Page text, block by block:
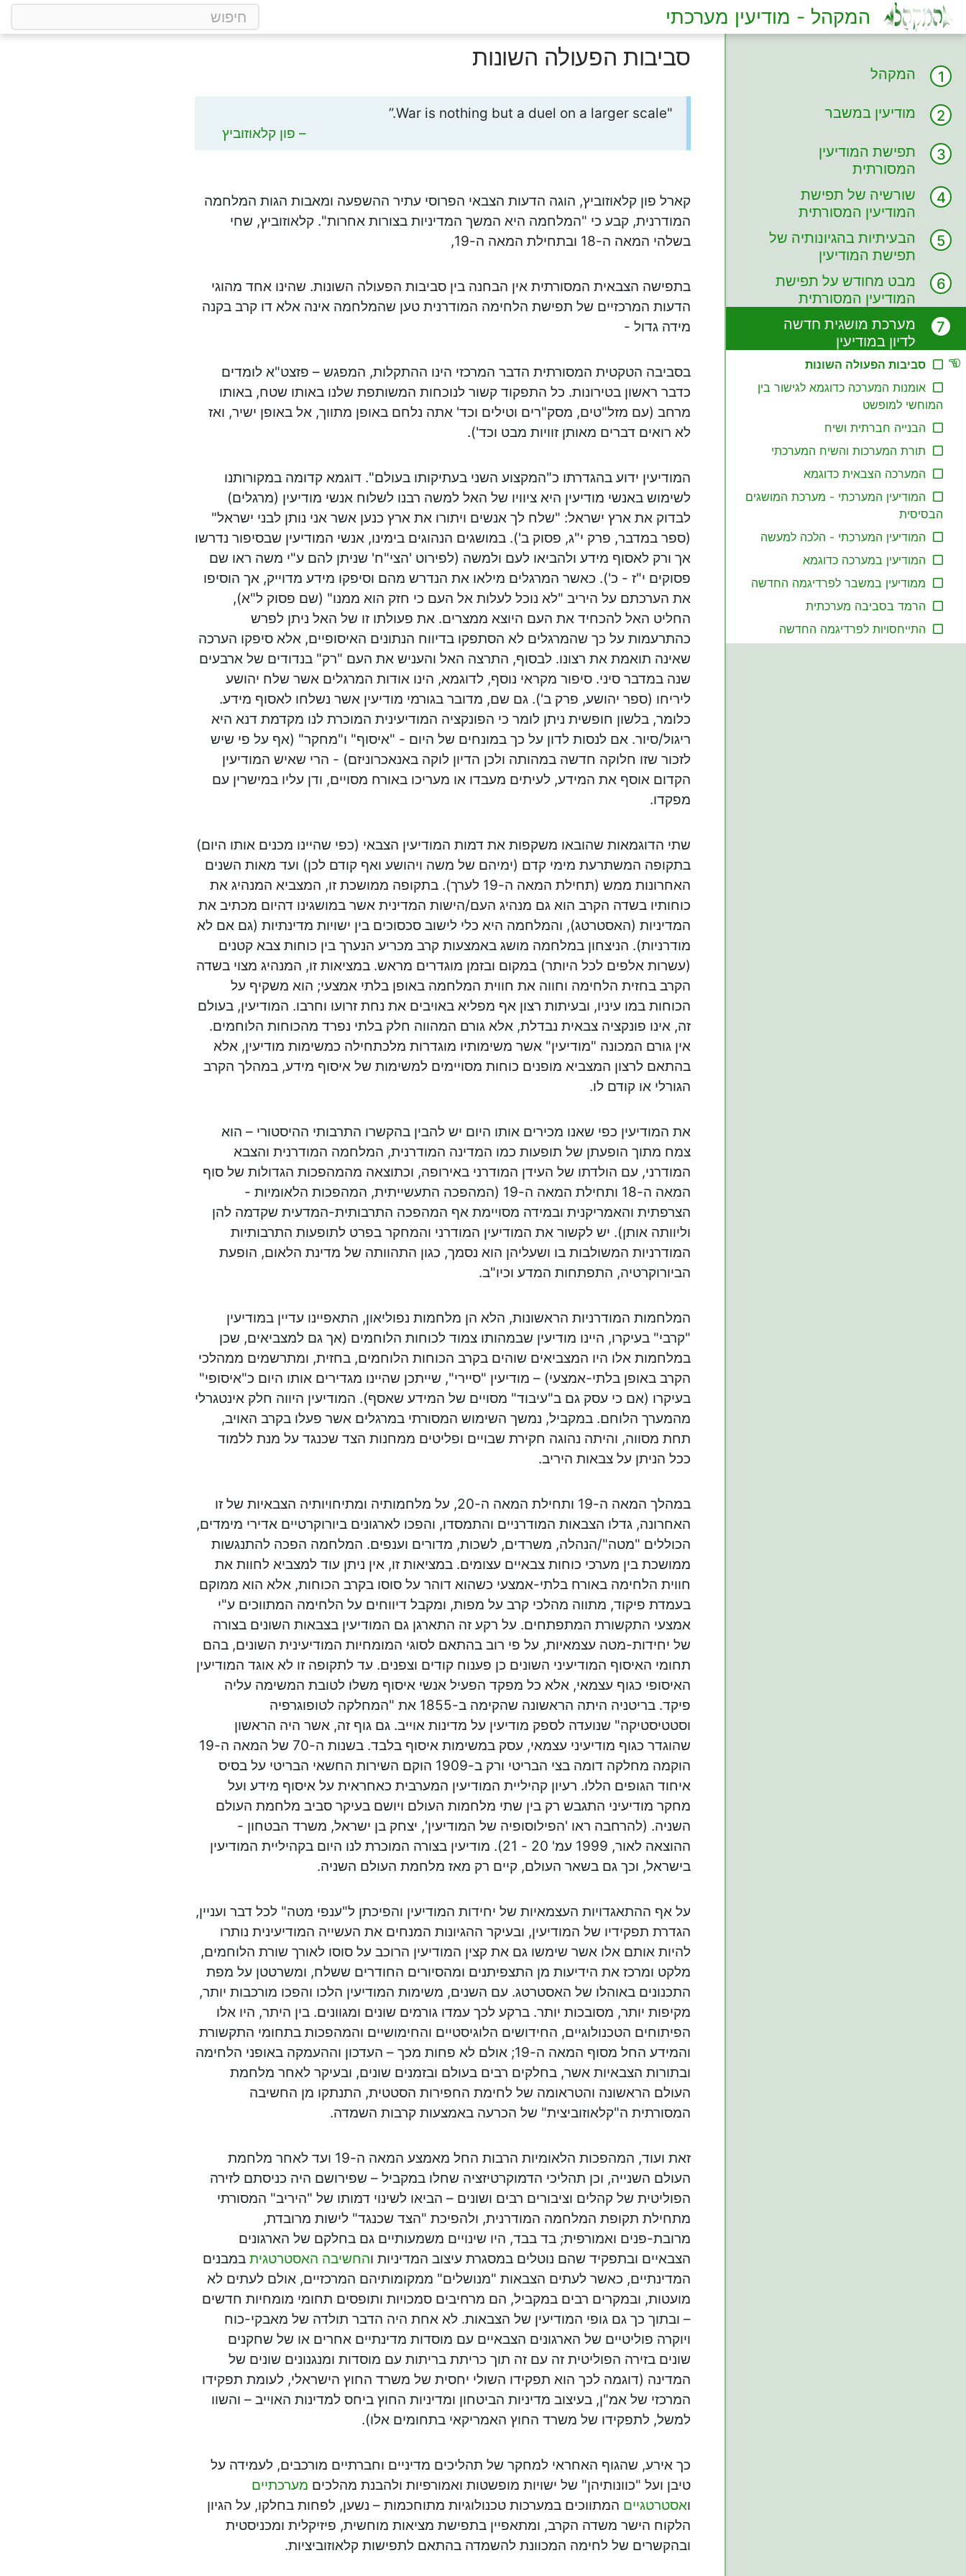
המקהל - מודיעין מערכתי
המקהל
מודיעין במשבר
תפישת המודיעין
המסורתית
שורשיה של תפישת
המודיעין המסורתית
הבעיתיות בהגיונותיה של
תפישת המודיעין
המסורתיתמבט מחודש על תפישת
המודיעין המסורתית
מערכת מושגית חדשה
לדיון במודיעין
סביבות הפעולה השונות
אומנות המערכה כדוגמא לגישור בין
המוחשי למופשט
הבנייה חברתית ושיח
תורת המערכות והשיח המערכתי
המערכה הצבאית כדוגמא
המודיעין המערכתי - מערכת המושגים
הבסיסית
המודיעין המערכתי - הלכה למעשה
המודיעין במערכה כדוגמא
ממודיעין במשבר לפרדיגמה החדשה
הרמד בסביבה מערכתית
התייחסויות לפרדיגמה החדשה
סביבות הפעולה השונות
"War is nothing but a duel on a larger scale.”
פון קלאוזוביץ
קארל פון קלאוזוביץ, הוגה הדעות הצבאי הפרוסי עתיר ההשפעה ומאבות הגות המלחמה
המודרנית, קבע כי "המלחמה היא המשך המדיניות בצורות אחרות". קלאוזוביץ, שחי
בשלהי המאה ה-18 ובתחילת המאה ה-19,
בתפישה הצבאית המסורתית אין הבחנה בין סביבות הפעולה השונות. שהינו אחד מהוגי
הדעות המרכזיים של תפישת הלחימה המודרנית טען שהמלחמה אינה אלא דו קרב בקנה
מידה גדול -
בסביבה הטקטית המסורתית הדבר המרכזי הינו ההתקלות, המפגש – פזצט"א לומדים
כדבר ראשון בטירונות. כל התפקוד קשור לנוכחות המשותפת שלנו באותו שטח, באותו
מרחב (עם מזל"טים, מסק"רים וטילים וכד' אתה נלחם באופן מתווך, אל באופן ישיר, ואז
לא רואים דברים מאותן זוויות מבט וכד').
המודיעין ידוע בהגדרתו כ"המקצוע השני בעתיקותו בעולם". דוגמא קדומה במקורותנו
לשימוש באנשי מודיעין היא ציוויו של האל למשה רבנו לשלוח אנשי מודיעין (מרגלים)
לבדוק את ארץ ישראל: "שלח לך אנשים ויתורו את ארץ כנען אשר אני נותן לבני ישראל"
(ספר במדבר, פרק י"ג, פסוק ב'). במושגים הנהוגים בימינו, אנשי המודיעין שבסיפור נדרשו
אך ורק לאסוף מידע ולהביאו לעם ולמשה (לפירוט 'הצי"ח' שניתן להם ע"י משה ראו שם
פסוקים י"ז - כ'). כאשר המרגלים מילאו את הנדרש מהם וסיפקו מידע מדוייק, אך הוסיפו
את הערכתם על היריב "לא נוכל לעלות אל העם כי חזק הוא ממנו" (שם פסוק ל"א),
החליט האל להכחיד את העם היוצא ממצרים. את פעולתו זו של האל ניתן לפרש
כהתרעמות על כך שהמרגלים לא הסתפקו בדיווח הנתונים האיסופיים, אלא סיפקו הערכה
שאינה תואמת את רצונו. לבסוף, התרצה האל והעניש את העם "רק" בנדודים של ארבעים
שנה במדבר סיני. סיפור מקראי נוסף, לדוגמא, הינו אודות המרגלים אשר שלח יהושע
ליריחו (ספר יהושע, פרק ב'). גם שם, מדובר בגורמי מודיעין אשר נשלחו לאסוף מידע.
כלומר, בלשון חופשית ניתן לומר כי הפונקציה המודיעינית המוכרת לנו מקדמת דנא היא
ריגול/סיור. אם לנסות לדון על כך במונחים של היום - "איסוף" ו"מחקר" (אף על פי שיש
לזכור שזו חלוקה חדשה במהותה ולכן הדיון לוקה באנאכרוניזם) - הרי שאיש המודיעין
הקדום אוסף את המידע, לעיתים מעבדו או מעריכו באורח מסויים, ודן עליו במישרין עם
מפקדו.
שתי הדוגמאות שהובאו משקפות את דמות המודיעין הצבאי (כפי שהיינו מכנים אותו היום)
בתקופה המשתרעת מימי קדם (ימיהם של משה ויהושע ואף קודם לכן) ועד מאות השנים
האחרונות ממש (תחילת המאה ה-19 לערך). בתקופה ממושכת זו, המצביא המנהיג את
כוחותיו בשדה הקרב הוא גם מנהיג העם/הישות המדינית אשר במושגינו דהיום מכתיב את
המדיניות (האסטרטג), והמלחמה היא כלי לישוב סכסוכים בין ישויות מדינתיות (גם אם לא
מודרניות). הניצחון במלחמה מושג באמצעות קרב מכריע הנערך בין כוחות צבא קטנים
(עשרות אלפים לכל היותר) במקום ובזמן מוגדרים מראש. במציאות זו, המנהיג מצוי בשדה
הקרב בחזית הלחימה וחווה את חווית המלחמה באופן בלתי אמצעי; הוא משקיף על
הכוחות במו עיניו, ובעיתות רצון אף מפליא באויבים את נחת זרועו וחרבו. המודיעין, בעולם
זה, אינו פונקציה צבאית נבדלת, אלא גורם המהווה חלק בלתי נפרד מהכוחות הלוחמים.
אין גורם המכונה "מודיעין" אשר משימותיו מוגדרות מלכתחילה כמשימות מודיעין, אלא
בהתאם לרצון המצביא מופנים כוחות מסויימים למשימות של איסוף מידע, במהלך הקרב
הגורלי או קודם לו.
את המודיעין כפי שאנו מכירים אותו היום יש להבין בהקשרו התרבותי ההיסטורי – הוא
צמח מתוך הופעתן של תופעות כמו המדינה המודרנית, המלחמה המודרנית והצבא
המודרני, עם הולדתו של העידן המודרני באירופה, וכתוצאה מהמהפכות הגדולות של סוף
המאה ה-18 ותחילת המאה ה-19 (המהפכה התעשייתית, המהפכות הלאומיות -
הצרפתית והאמריקנית ובמידה מסויימת אף המהפכה התרבותית-המדעית שקדמה להן
וליוותה אותן). יש לקשור את המודיעין המודרני והמחקר בפרט לתופעות התרבותיות
המודרניות המשולבות בו ושעליהן הוא נסמך, כגון התהוותה של מדינת הלאום, הופעת
הביורוקרטיה, התפתחות המדע וכיו"ב.
המלחמות המודרניות הראשונות, הלא הן מלחמות נפוליאון, התאפיינו עדיין במודיעין
"קרבי" בעיקרו, היינו מודיעין שבמהותו צמוד לכוחות הלוחמים (אך גם למצביאים, שכן
במלחמות אלו היו המצביאים שוהים בקרב הכוחות הלוחמים, בחזית, ומתרשמים ממהלכי
הקרב באופן בלתי-אמצעי) – מודיעין "סיירי", שייתכן שהיינו מגדירים אותו היום כ"איסופי"
בעיקרו (אם כי עסק גם ב"עיבוד" מסויים של המידע שאסף). המודיעין היווה חלק אינטגרלי
מהמערך הלוחם. במקביל, נמשך השימוש המסורתי במרגלים אשר פעלו בקרב האויב,
תחת מסווה, והיתה נהוגה חקירת שבויים ופליטים ממחנות הצד שכנגד על מנת ללמוד
ככל הניתן על צבאות היריב.
במהלך המאה ה-19 ותחילת המאה ה-20, על מלחמותיה ומתיחויותיה הצבאיות של זו
האחרונה, גדלו הצבאות המודרניים והתמסדו, והפכו לארגונים ביורוקרטיים אדירי מימדים,
הכוללים "מטה"/הנהלה, משרדים, לשכות, מדורים וענפים. המלחמה הפכה להתנגשות
ממושכת בין מערכי כוחות צבאיים עצומים. במציאות זו, אין ניתן עוד למצביא לחוות את
חווית הלחימה באורח בלתי-אמצעי כשהוא דוהר על סוסו בקרב הכוחות, אלא הוא ממוקם
בעמדת פיקוד, מתווה מהלכי קרב על מפות, ומקבל דיווחים על הלחימה המתווכים ע"י
אמצעי התקשורת המתפתחים. על רקע זה התארגן גם המודיעין בצבאות השונים בצורה
של יחידות-מטה עצמאיות, על פי רוב בהתאם לסוגי המומחיות המודיעינית השונים, בהם
תחומי האיסוף המודיעיני השונים כן פענוח קודים וצפנים. עד לתקופה זו לא אוגד המודיעין
האיסופי כגוף עצמאי, אלא כל מפקד הפעיל אנשי איסוף משלו לטובת המשימה עליה
פיקד. בריטניה היתה הראשונה שהקימה ב-1855 את "המחלקה לטופוגרפיה
וסטטיסטיקה" שנועדה לספק מודיעין על מדינות אוייב. גם גוף זה, אשר היה הראשון
שהוגדר כגוף מודיעיני עצמאי, עסק במשימות איסוף בלבד. בשנות ה-70 של המאה ה-19
הוקמה מחלקה דומה בצי הבריטי ורק ב-1909 הוקם השירות החשאי הבריטי על בסיס
איחוד הגופים הללו. רעיון קהיליית המודיעין המערבית כאחראית על איסוף מידע ועל
מחקר מודיעיני התגבש רק בין שתי מלחמות העולם ויושם בעיקר סביב מלחמת העולם
השניה. (להרחבה ראו 'הפילוסופיה של המודיעין', יצחק בן ישראל, משרד הבטחון -
ההוצאה לאור, 1999 עמ' 20 - 21). מודיעין בצורה המוכרת לנו היום בקהיליית המודיעין
בישראל, וכך גם בשאר העולם, קיים רק מאז מלחמת העולם השניה.
על אף ההתאגדויות העצמאיות של יחידות המודיעין והפיכתן ל"ענפי מטה" לכל דבר ועניין,
הגדרת תפקידיו של המודיעין, ובעיקר ההגיונות המנחים את העשייה המודיעינית נותרו
להיות אותם אלו אשר שימשו גם את קצין המודיעין הרוכב על סוסו לאורך שורת הלוחמים,
מלקט ומרכז את הידיעות מן התצפיתנים ומהסיורים החודרים ששלח, ומשרטטן על מפת
התכנונים באוהלו של האסטרטג. עם השנים, משימות המודיעין הלכו והפכו מורכבות יותר,
מקיפות יותר, מסובכות יותר. ברקע לכך עמדו גורמים שונים ומגוונים. בין היתר, היו אלו
הפיתוחים הטכנולוגיים, החידושים הלוגיסטיים והחימושיים והמהפכות בתחומי התקשורת
והמידע החל מסוף המאה ה-19; אולם לא פחות מכך – העדכון וההעמקה באופני הלחימה
ובתורות הצבאיות אשר, בחלקים רבים בעולם ובזמנים שונים, ובעיקר לאחר מלחמת
העולם הראשונה והטראומה של לחימת החפירות הסטטית, התנתקו מן החשיבה
המסורתית ה"קלאוזוביצית" של הכרעה באמצעות קרבות השמדה.
זאת ועוד, המהפכות הלאומיות הרבות החל מאמצע המאה ה-19 ועד לאחר מלחמת
העולם השנייה, וכן תהליכי הדמוקרטיזציה שחלו במקביל – שפירושם היה כניסתם לזירה
הפוליטית של קהלים וציבורים רבים ושונים – הביאו לשינוי דמותו של "היריב" המסורתי
מתחילת תקופת המלחמה המודרנית, ולהפיכת "הצד שכנגד" לישות מרובדת,
מרובת-פנים ואמורפית; בד בבד, היו שינויים משמעותיים גם בחלקם של הארגונים
הצבאיים ובתפקיד שהם נוטלים במסגרת עיצוב המדיניות והחשיבה האסטרטגית במבנים
המדינתיים, כאשר לעתים הצבאות "מנושלים" ממקומותיהם המרכזיים, אולם לעתים לא
מועטות, ובמקרים רבים במקביל, הם מרחיבים סמכויות ותופסים תחומי מומחיות חדשים
– ובתוך כך גם גופי המודיעין של הצבאות. לא אחת היה הדבר תולדה של מאבקי-כוח
ויוקרה פוליטיים של הארגונים הצבאיים עם מוסדות מדינתיים אחרים או של שחקנים
שונים בזירה הפוליטית זה עם זה תוך כריתת בריתות עם מוסדות ומנגנונים שונים של
המדינה (דוגמה לכך הוא תפקידו השולי יחסית של משרד החוץ הישראלי, לעומת תפקידו
המרכזי של אמ"ן, בעיצוב מדיניות הביטחון ומדיניות החוץ ביחס למדינות האוייב – והשוו
למשל, לתפקידו של משרד החוץ האמריקאי בתחומים אלו).
כך אירע, שהגוף האחראי למחקר של תהליכים מדיניים וחברתיים מורכבים, לעמידה על
טיבן ועל "כוונותיהן" של ישויות מופשטות ואמורפיות ולהבנת מהלכים מערכתיים
ואסטרטגיים המתווכים במערכות טכנולוגיות מתוחכמות – נשען, לפחות בחלקו, על הגיון
הלקוח הישר משדה הקרב, ומתאפיין בתפישת מציאות מוחשית, פיזיקלית ומכניסטית
ובהקשרים של לחימה המכוונת להשמדה בהתאם לתפישות קלאוזוביציות.